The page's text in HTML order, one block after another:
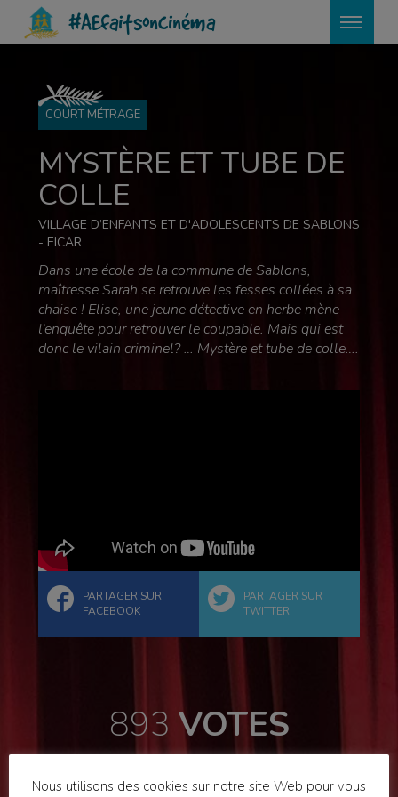
#AEfaitsoncinéma
COURT MÉTRAGE
MYSTÈRE ET TUBE DE
COLLE
VILLAGE D’ENFANTS ET D'ADOLESCENTS DE SABLONS
- EICAR
Dans une école de la commune de Sablons,
maîtresse Sarah se retrouve les fesses collées à sa
chaise ! Elise, une jeune détective en herbe mène
l’enquête pour retrouver le coupable. Mais qui est
donc le vilain criminel? … Mystère et tube de colle….
PARTAGER SUR
FACEBOOK
PARTAGER SUR
TWITTER
893 VOTES
Nous utilisons des cookies sur notre site Web pour vous